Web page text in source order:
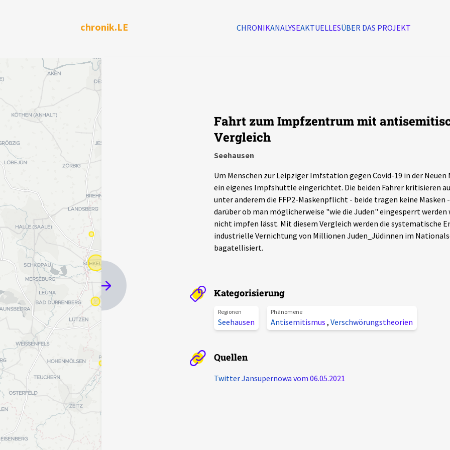
chronik.LE CHRONIKANALYSEAKTUELLESÜBER DAS PROJEKT
Fahrt zum Impfzentrum mit
Vergleich
Seehausen
Um Menschen zur Leipziger Imfstation gegen Covid-19 in der Neuen
ein eigenes Impfshuttle eingerichtet. Die beiden Fahrer kritisieren
unter anderem die FFP2-Maskenpflicht - beide tragen keine Masken
darüber ob man möglicherweise "wie die Juden" eingesperrt werden
nicht impfen lässt. Mit diesem Vergleich werden die systematische
industrielle Vernichtung von Millionen Juden_Jüdinnen im
bagatellisiert.
Kategorisierung
Regionen
Seehausen
Phänomene
Antisemitismus , Verschwörungstheorien
Quellen
Twitter Jansupernowa vom 06.05.2021
Ereignisse